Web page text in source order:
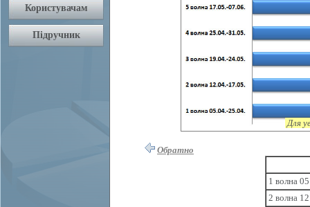
Для
Обратно
1 волна
2 волна